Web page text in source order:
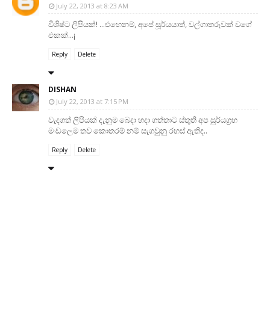
July 22, 2013 at 8:23 AM
විශිෂ්ට ලිපියක්! ...එහෙනම්, අපේ සූර්යයාත්, වල්ගාතරුවක් වගේ
එකක්...¡
Reply Delete
DISHAN
July 22, 2013 at 7:15 PM
වැදගත් ලිපියක් දැනුම බෙදා හදා ගත්තාට ස්තුති අප සුර්යග්‍රහ
මංඩලෙම තව කොතරම් නම් සැගවුනු රහස් ඇතිද..
Reply Delete